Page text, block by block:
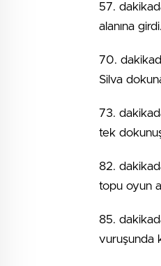
57.
alanına
70.
Silva
73.
tek
82.
topu oyun
85.
vuruşunda